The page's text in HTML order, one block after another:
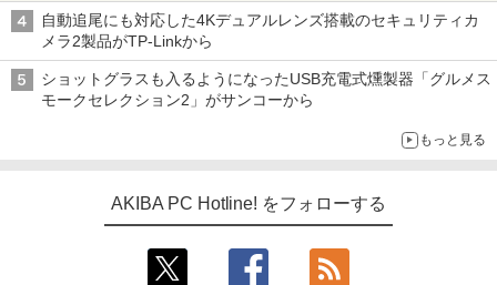
自動追尾にも対応した4Kデュアルレンズ搭載のセキュリティカ
メラ2製品がTP-Linkから
ショットグラスも入るようになったUSB充電式燻製器「グルメス
モークセレクション2」がサンコーから
もっと見る
AKIBA PC Hotline! をフォローする